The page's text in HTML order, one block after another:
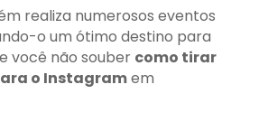
realiza numerosos eventos
o um ótimo destino para
você não souber como tirar
o Instagramem